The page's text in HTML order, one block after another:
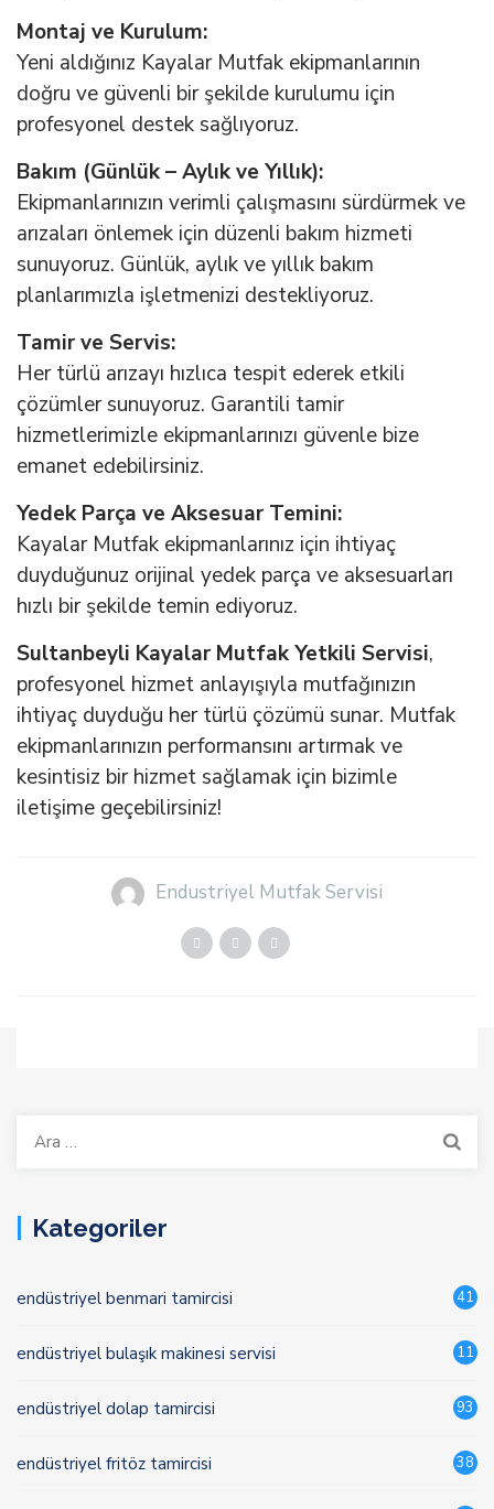
Montaj ve Kurulum:
Yeni aldığınız Kayalar Mutfak ekipmanlarının
doğru ve güvenli bir şekilde kurulumu için
profesyonel destek sağlıyoruz.
Bakım (Günlük – Aylık ve Yıllık):
Ekipmanlarınızın verimli çalışmasını sürdürmek ve
arızaları önlemek için düzenli bakım hizmeti
sunuyoruz. Günlük, aylık ve yıllık bakım
planlarımızla işletmenizi destekliyoruz.
Tamir ve Servis:
Her türlü arızayı hızlıca tespit ederek etkili
çözümler sunuyoruz. Garantili tamir
hizmetlerimizle ekipmanlarınızı güvenle bize
emanet edebilirsiniz.
Yedek Parça ve Aksesuar Temini:
Kayalar Mutfak ekipmanlarınız için ihtiyaç
duyduğunuz orijinal yedek parça ve aksesuarları
hızlı bir şekilde temin ediyoruz.
Sultanbeyli Kayalar Mutfak Yetkili Servisi,
profesyonel hizmet anlayışıyla mutfağınızın
ihtiyaç duyduğu her türlü çözümü sunar. Mutfak
ekipmanlarınızın performansını artırmak ve
kesintisiz bir hizmet sağlamak için bizimle
iletişime geçebilirsiniz!
Endustriyel Mutfak Servisi
Arama:
Kategoriler
endüstriyel benmari tamircisi 41
endüstriyel bulaşık makinesi servisi 11
endüstriyel dolap tamircisi 93
endüstriyel fritöz tamircisi 38